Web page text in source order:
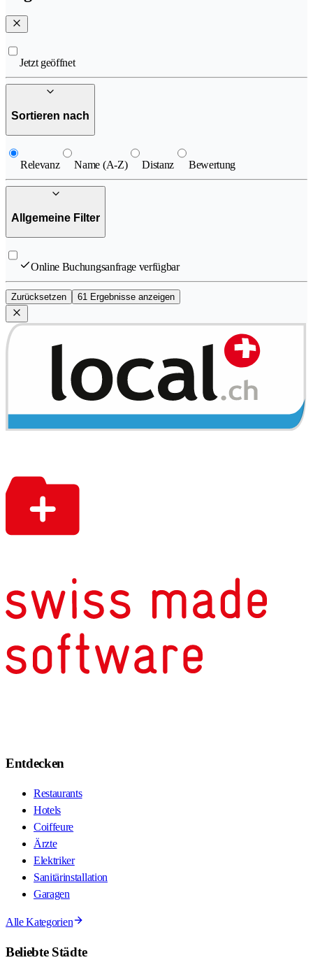
Jetzt geöffnet
Sortieren nach
Relevanz Name (A-Z) Distanz Bewertung
Allgemeine Filter
Online Buchungsanfrage verfügbar
Zurücksetzen 61 Ergebnisse anzeigen
Entdecken
Restaurants
Hotels
Coiffeure
Ärzte
Elektriker
Sanitärinstallation
Garagen
Alle Kategorien
Beliebte Städte